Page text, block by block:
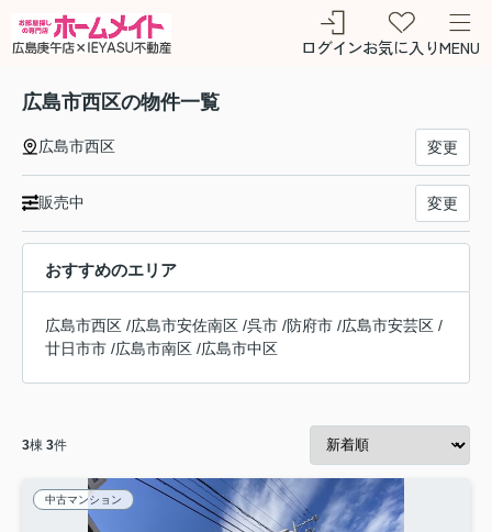
ログインお気に入りMENU
広島市西区の物件一覧
広島市西区 変更
販売中 変更
おすすめのエリア
広島市西区 /広島市安佐南区 /呉市 /防府市 /広島市安芸区 /
廿日市市 /広島市南区 /広島市中区
3棟 3件
中古マンション